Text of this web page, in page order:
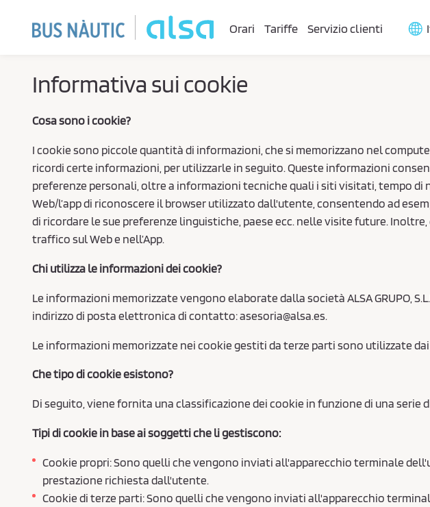
Orari Tariffe Servizio clienti
Informativa sui cookie
Cosa sono i cookie?
I cookie sono piccole quantità di informazioni, che si memorizzano nel
ricordi certe informazioni, per utilizzarle in seguito. Queste informazioni
preferenze personali, oltre a informazioni tecniche quali i siti visitati, tempo di
Web/l’app di riconoscere il browser utilizzato dall'utente, consentendo ad
di ricordare le sue preferenze linguistiche, paese ecc. nelle visite future.
traffico sul Web e nell’App.
Chi utilizza le informazioni dei cookie?
Le informazioni memorizzate vengono elaborate dalla società ALSA GRUPO,
indirizzo di posta elettronica di contatto: asesoria@alsa.es.
Le informazioni memorizzate nei cookie gestiti da terze parti sono utilizzate
Che tipo di cookie esistono?
Di seguito, viene fornita una classificazione dei cookie in funzione di una serie
Tipi di cookie in base ai soggetti che li gestiscono:
Cookie propri: Sono quelli che vengono inviati all'apparecchio terminale
prestazione richiesta dall'utente.
Cookie di terze parti: Sono quelli che vengono inviati all'apparecchio